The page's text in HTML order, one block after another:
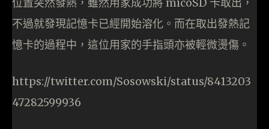
位置突然發熱，雖然用家成功將 micoSD 卡取出，
不過就發現記憶卡已經開始溶化。而在取出發熱記
憶卡的過程中，這位用家的手指頭亦被輕微燙傷。
https://twitter.com/Sosowski/status/8413203
47282599936